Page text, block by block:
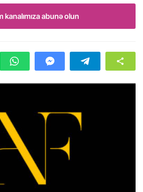
kanalımıza abunə olun